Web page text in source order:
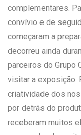
complementares.
convívio e de
começaram a
decorreu ainda
parceiros do Grupo
visitar a exposição.
criatividade dos
por detrás do
receberam muitos